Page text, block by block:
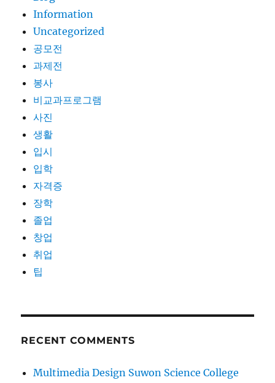
Information
Uncategorized
공모전
과제전
봉사
비교과프로그램
사진
생활
입시
입학
자격증
장학
졸업
창업
취업
팁
RECENT COMMENTS
Multimedia Design Suwon Science College